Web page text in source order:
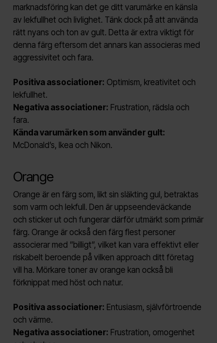
marknadsföring kan det ge ditt varumärke en känsla
av lekfullhet och livlighet. Tänk dock på att använda
rätt nyans och ton av gult. Detta är extra viktigt för
denna färg eftersom det annars kan associeras med
aggressivitet och fara.
Positiva associationer: Optimism, kreativitet och
lekfullhet.
Negativa associationer: Frustration, rädsla och
fara.
Kända varumärken som använder gult:
McDonald’s, Ikea och Nikon.
Orange
Orange är en färg som, likt sin släkting gul, betraktas
som varm och lekfull. Den är uppseendeväckande
och sticker ut och fungerar därför utmärkt som primär
färg. Orange är också den färg flest personer
associerar med ”billigt”, vilket kan vara effektivt eller
riskabelt beroende på vilken approach ditt företag
vill ha. Mörkare toner av orange kan också bli
förknippat med höst och natur.
Positiva associationer: Entusiasm, självförtroende
och värme.
Negativa associationer: Frustration, omogenhet